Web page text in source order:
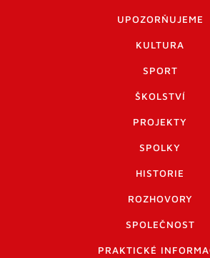
UPOZORŇUJEME
KULTURA
SPORT
ŠKOLSTVÍ
PROJEKTY
SPOLKY
HISTORIE
ROZHOVORY
SPOLEČNOST
PRAKTICKÉ